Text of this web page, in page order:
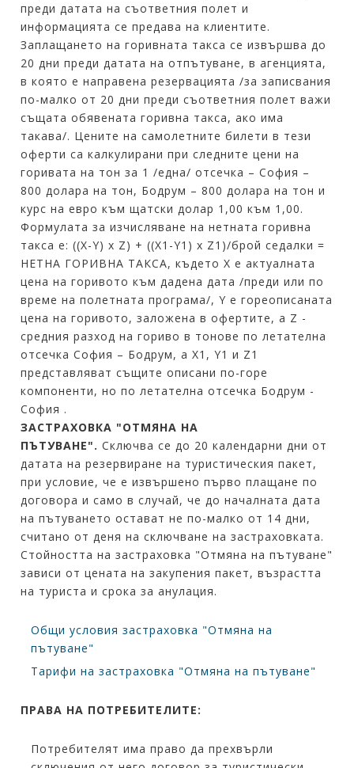
преди датата на съответния полет и
информацията се предава на клиентите.
Заплащането на горивната такса се извършва до
20 дни преди датата на отпътуване, в агенцията,
в която е направена резервацията /за записвания
по-малко от 20 дни преди съответния полет важи
същата обявената горивна такса, ако има
такава/. Цените на самолетните билети в тези
оферти са калкулирани при следните цени на
горивата на тон за 1 /една/ отсечка – София –
800 долара на тон, Бодрум – 800 долара на тон и
курс на евро към щатски долар 1,00 към 1,00.
Формулата за изчисляване на нетната горивна
такса е: ((X-Y) x Z) + ((X1-Y1) x Z1)/брой седалки =
НЕТНА ГОРИВНА ТАКСА, където X е актуалната
цена на горивото към дадена дата /преди или по
време на полетната програма/, Y е гореописаната
цена на горивото, заложена в офертите, а Z -
средния разход на гориво в тонове по летателна
отсечка София – Бодрум, а X1, Y1 и Z1
представляват същите описани по-горе
компоненти, но по летателна отсечка Бодрум -
София .
ЗАСТРАХОВКА "ОТМЯНА НА
ПЪТУВАНЕ".Сключва се до 20 календарни дни от
датата на резервиране на туристическия пакет,
при условие, че е извършено първо плащане по
договора и само в случай, че до началната дата
на пътуването остават не по-малко от 14 дни,
считано от деня на сключване на застраховката.
Стойността на застраховка "Отмяна на пътуване"
зависи от цената на закупения пакет, възрастта
на туриста и срока за анулация.
Общи условия застраховка "Отмяна на
пътуване"
Тарифи на застраховка "Отмяна на пътуване"
ПРАВА НА ПОТРЕБИТЕЛИТЕ:
Потребителят има право да прехвърли